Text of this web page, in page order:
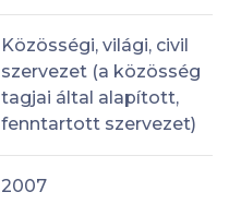
Közösségi, világi, civil
szervezet (a közösség
tagjai által alapított,
fenntartott szervezet)
2007